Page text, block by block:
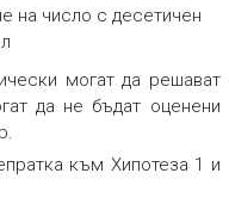
на число с десетичен
могат да решават
да не бъдат оценени
към Хипотеза 1 и